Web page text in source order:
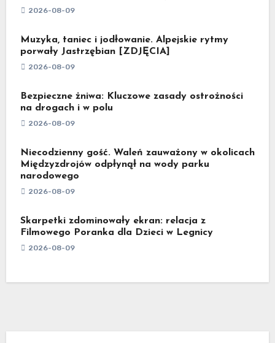
2026-08-09
Muzyka, taniec i jodłowanie. Alpejskie rytmy
porwały Jastrzębian [ZDJĘCIA]
2026-08-09
Bezpieczne żniwa: Kluczowe zasady ostrożności
na drogach i w polu
2026-08-09
Niecodzienny gość. Waleń zauważony w okolicach
Międzyzdrojów odpłynął na wody parku
narodowego
2026-08-09
Skarpetki zdominowały ekran: relacja z
Filmowego Poranka dla Dzieci w Legnicy
2026-08-09